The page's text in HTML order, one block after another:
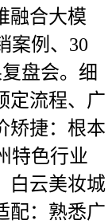
融合大模
案例、30
盘会。细
定流程、广
矫捷：根本
特色行业
白云美妆城
配：熟悉广